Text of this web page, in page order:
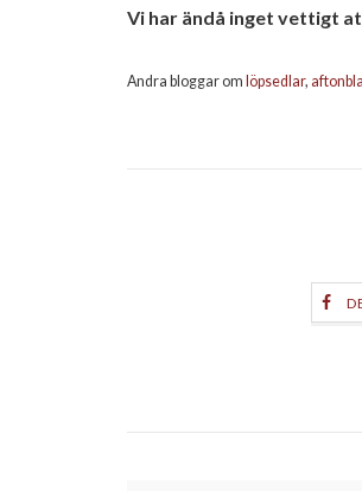
Vi har ändå inget vettigt
Andra bloggar om löpsedlar,